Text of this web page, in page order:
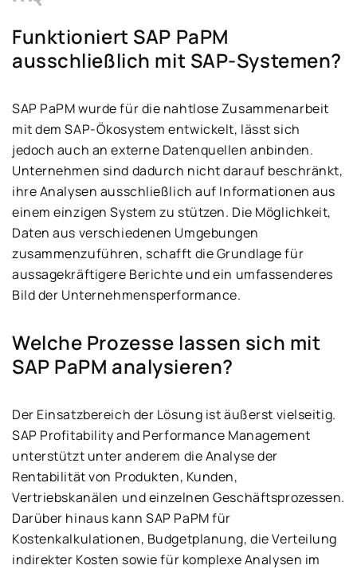
Funktioniert SAP PaPM
ausschließlich mit SAP-Systemen?
SAP PaPM wurde für die nahtlose Zusammenarbeit
mit dem SAP-Ökosystem entwickelt, lässt sich
jedoch auch an externe Datenquellen anbinden.
Unternehmen sind dadurch nicht darauf beschränkt,
ihre Analysen ausschließlich auf Informationen aus
einem einzigen System zu stützen. Die Möglichkeit,
Daten aus verschiedenen Umgebungen
zusammenzuführen, schafft die Grundlage für
aussagekräftigere Berichte und ein umfassenderes
Bild der Unternehmensperformance.
Welche Prozesse lassen sich mit
SAP PaPM analysieren?
Der Einsatzbereich der Lösung ist äußerst vielseitig.
SAP Profitability and Performance Management
unterstützt unter anderem die Analyse der
Rentabilität von Produkten, Kunden,
Vertriebskanälen und einzelnen Geschäftsprozessen.
Darüber hinaus kann SAP PaPM für
Kostenkalkulationen, Budgetplanung, die Verteilung
indirekter Kosten sowie für komplexe Analysen im